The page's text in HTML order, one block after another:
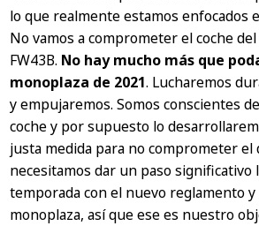
lo que realmente estamos enfocados
No vamos a comprometer el coche
FW43B. No hay mucho más que
monoplaza de 2021. Lucharemos
y empujaremos. Somos conscientes
coche y por supuesto lo
justa medida para no comprometer el
necesitamos dar un paso significativo
temporada con el nuevo reglamento
monoplaza, así que ese es nuestro